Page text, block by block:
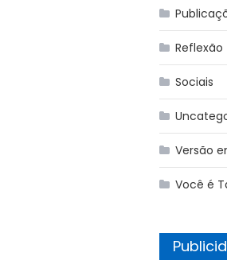
Reflexão
Sociais
Versão
Você é